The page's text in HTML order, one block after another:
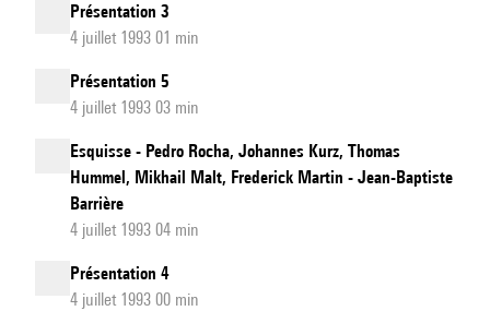
Présentation 3
4 juillet 1993 01 min
Présentation 5
4 juillet 1993 03 min
Esquisse - Pedro Rocha, Johannes Kurz, Thomas
Hummel, Mikhail Malt, Frederick Martin - Jean-Baptiste
Barrière
4 juillet 1993 04 min
Présentation 4
4 juillet 1993 00 min